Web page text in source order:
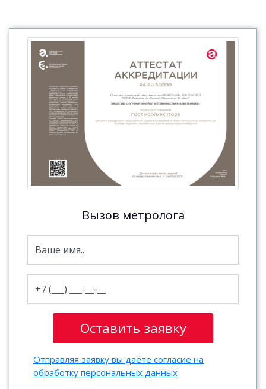
Вызов метролога
Отправляя заявку вы даёте согласие на
обработку персональных данных